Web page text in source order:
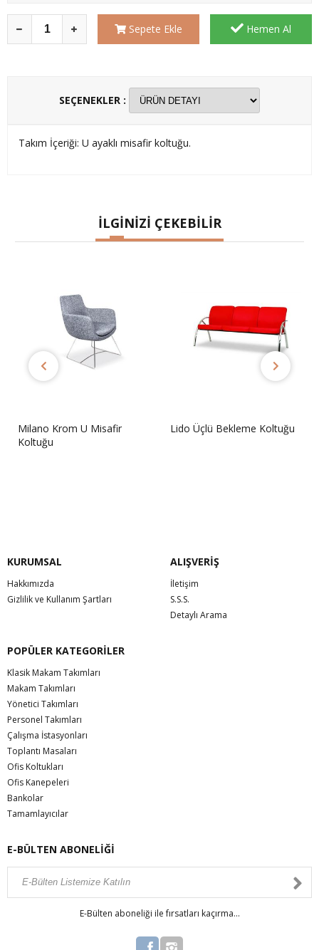
Sepete Ekle Hemen Al
SEÇENEKLER :
Takım İçeriği: U ayaklı misafir koltuğu.
İLGİNİZİ ÇEKEBİLİR
Milano Krom U Misafir
Koltuğu
Lido Üçlü Bekleme Koltuğu
KURUMSAL
Hakkımızda
Gizlilik ve Kullanım Şartları
ALIŞVERİŞ
İletişim
S.S.S.
Detaylı Arama
POPÜLER KATEGORİLER
Klasik Makam Takımları
Makam Takımları
Yönetici Takımları
Personel Takımları
Çalışma İstasyonları
Toplantı Masaları
Ofis Koltukları
Ofis Kanepeleri
Bankolar
Tamamlayıcılar
E-BÜLTEN ABONELİĞİ
E-Bülten aboneliği ile fırsatları kaçırma...